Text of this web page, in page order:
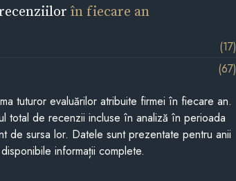
în fiecare an
(17)
(67)
tuturor evaluărilor atribuite firmei în fiecare an.
total de recenzii incluse în analiză în perioada
de sursa lor. Datele sunt prezentate pentru anii
informații complete.